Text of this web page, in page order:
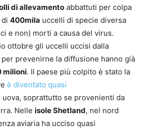
di allevamento abbattuti per colpa
di 400mila uccelli di specie diversa
e non) morti a causa del virus.
ottobre gli uccelli uccisi dalla
prevenirne la diffusione hanno già
milioni. Il paese più colpito è stato la
è diventato quasi
uova, soprattutto se provenienti da
Nelle isole Shetland, nel nord
aviaria ha ucciso quasi